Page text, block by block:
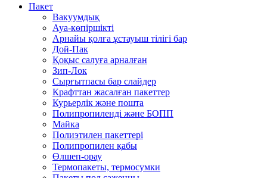
Пакет
Вакуумдық
Ауа-көпіршікті
Арнайы қолға ұстауыш тілігі бар
Дой-Пак
Қоқыс салуға арналған
Зип-Лок
Сырғытпасы бар слайдер
Крафттан жасалған пакеттер
Курьерлік және пошта
Полипропиленді және БОПП
Майка
Полиэтилен пакеттері
Полипропилен қабы
Өлшеп-орау
Термопакеты, термосумки